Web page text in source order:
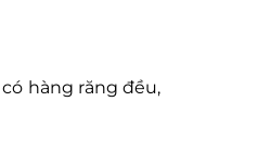
hàng răng đều,